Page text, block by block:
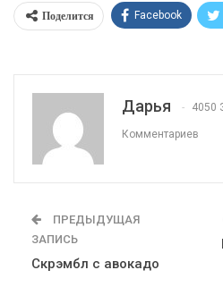
Поделится Facebook
Дарья 4050
Комментариев
ПРЕДЫДУЩАЯ
ЗАПИСЬ
Скрэмбл с авокадо